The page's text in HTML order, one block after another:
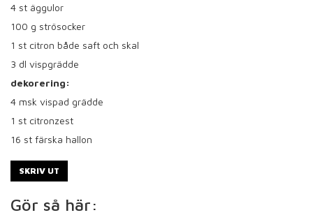
4 st äggulor
100 g strösocker
1 st citron både saft och skal
3 dl vispgrädde
dekorering:
4 msk vispad grädde
1 st citronzest
16 st färska hallon
SKRIV UT
Gör så här: